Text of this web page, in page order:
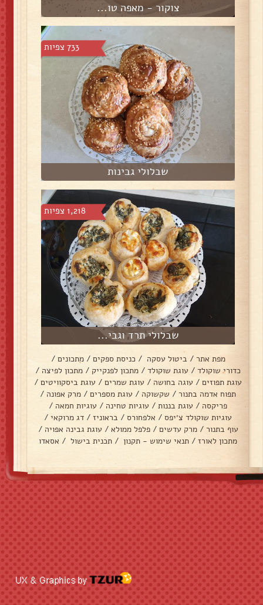
צוקור - מאפה טו...
733 צפיות
שבלולי גבינות
1,218 צפיות
שבלולי תרד וגבי...
מפת אתר / ביטול עסקה / כניסת ספקים / מתכונים /
כדורי שוקולד / עוגת שוקולד / מתכון לפנקייק / מתכון לפיצה /
עוגת תפוזים / עוגה בחושה / עוגת שמרים / עוגת ביסקוויטים /
תפוח אדמה בתנור / שקשוקה / עוגת מספרים / מרק אפונה /
פריקסה / עוגת בננות / עוגיות טחינה / עוגיות חמאה /
עוגיות שוקולד צ׳יפס / אלפחורס / בראוניז / דג מרוקאי /
עוף בתנור / מרק עדשים / פלפל ממולא / עוגת גבינה אפויה /
מתכון לאורז / תנאי שימוש - תקנון / תכנית בישול / אסאדו